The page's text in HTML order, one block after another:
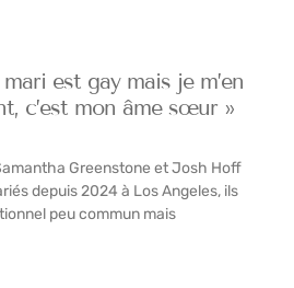
est gay mais je m’en
c’est mon âme sœur »
Greenstone et Josh Hoff
depuis 2024 à Los Angeles, ils
peu commun mais